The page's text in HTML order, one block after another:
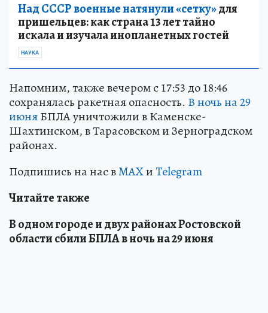
Над СССР военные натянули «сетку»для
пришельцев: как страна 13 лет тайно
искала и изучала инопланетных гостей
НАУКА
Напомним, также вечером с 17:53 до 18:46
сохранялась ракетная опасность. В ночь на 29
июняБПЛА уничтожили в Каменске-
Шахтинском, в Тарасовском и Зерноградском
районах.
Подпишись на нас вMAXиTelegram
Читайте также
В одном городе и двух районах Ростовской
области сбили БПЛА в ночь на 29 июня